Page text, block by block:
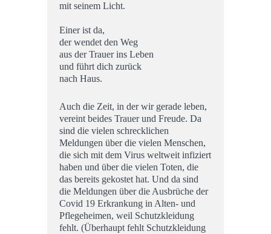
mit seinem Licht.
Einer ist da,
der wendet den Weg
aus der Trauer ins Leben
und führt dich zurück
nach Haus.
Auch die Zeit, in der wir gerade leben,
vereint beides Trauer und Freude. Da
sind die vielen schrecklichen
Meldungen über die vielen Menschen,
die sich mit dem Virus weltweit infiziert
haben und über die vielen Toten, die
das bereits gekostet hat. Und da sind
die Meldungen über die Ausbrüche der
Covid 19 Erkrankung in Alten- und
Pflegeheimen, weil Schutzkleidung
fehlt. (Überhaupt fehlt Schutzkleidung